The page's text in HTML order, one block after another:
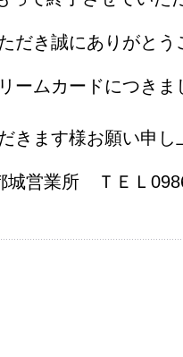
だき誠にありがとう
ームカードにつきま
きます様お願い申し
営業所 ＴＥＬ